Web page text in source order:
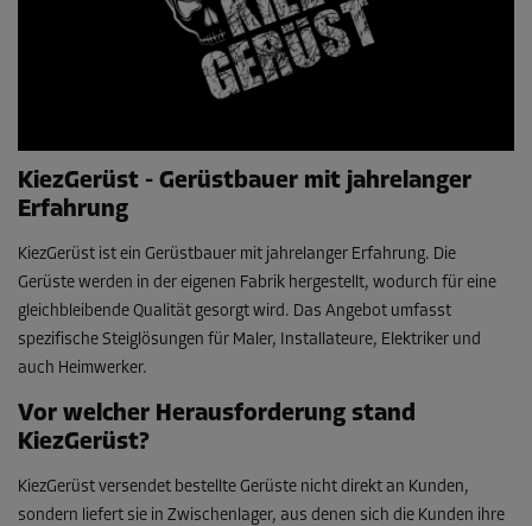
KiezGerüst - Gerüstbauer mit jahrelanger
Erfahrung
KiezGerüst ist ein Gerüstbauer mit jahrelanger Erfahrung. Die
Gerüste werden in der eigenen Fabrik hergestellt, wodurch für eine
gleichbleibende Qualität gesorgt wird. Das Angebot umfasst
spezifische Steiglösungen für Maler, Installateure, Elektriker und
auch Heimwerker.
Vor welcher Herausforderung stand
KiezGerüst?
KiezGerüst versendet bestellte Gerüste nicht direkt an Kunden,
sondern liefert sie in Zwischenlager, aus denen sich die Kunden ihre